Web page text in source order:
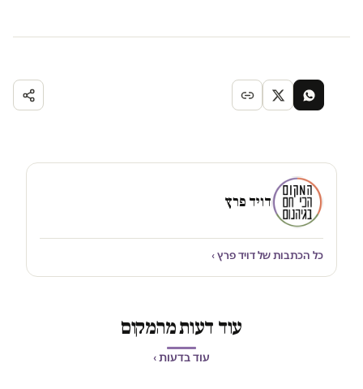
דויד פרץ
כל הכתבות של דויד פרץ ›
עוד דעות מהמקום
עוד בדעות ›